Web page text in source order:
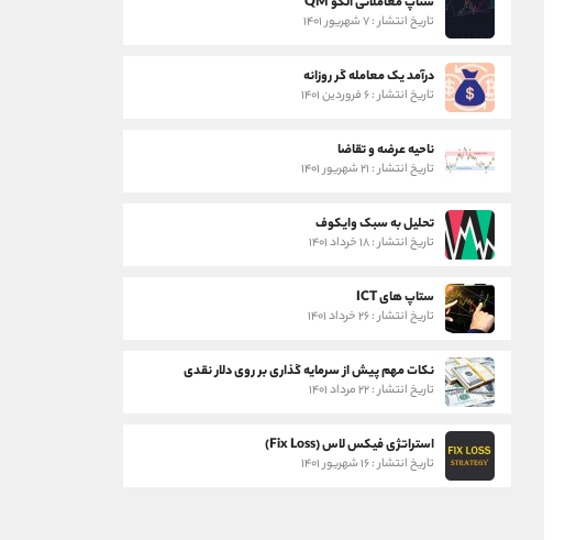
تاریخ انتشار : ۷ شهریور ۱۴۰۱
درآمد یک معامله گر روزانه
تاریخ انتشار : ۶ فروردین ۱۴۰۱
ناحیه عرضه و تقاضا
تاریخ انتشار : ۲۱ شهریور ۱۴۰۱
تحلیل به سبک وایکوف
تاریخ انتشار : ۱۸ خرداد ۱۴۰۱
ستاپ های ICT
تاریخ انتشار : ۲۶ خرداد ۱۴۰۱
نکات مهم پیش از سرمایه گذاری بر روی دلار نقدی
تاریخ انتشار : ۲۲ مرداد ۱۴۰۱
استراتژی فیکس لاس (Fix Loss)
تاریخ انتشار : ۱۶ شهریور ۱۴۰۱